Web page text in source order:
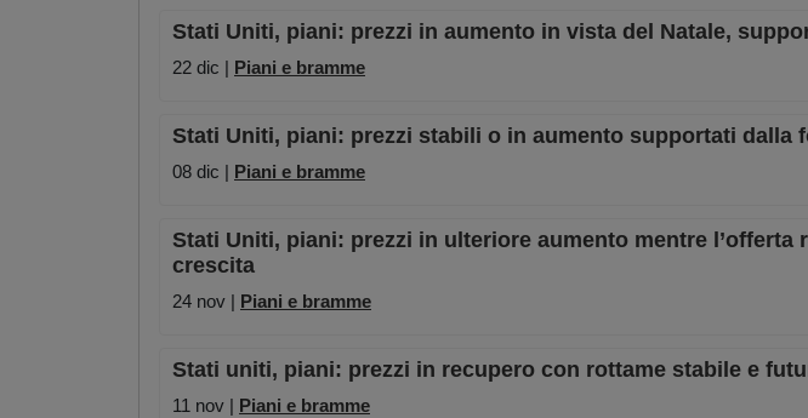
Stati Uniti, piani: prezzi in aumento in vista del Natale,
22 dic | Piani e bramme
Stati Uniti, piani: prezzi stabili o in aumento supportati dalla
08 dic | Piani e bramme
Stati Uniti, piani: prezzi in ulteriore aumento mentre
crescita
24 nov | Piani e bramme
Stati uniti, piani: prezzi in recupero con rottame stabile e
11 nov | Piani e bramme